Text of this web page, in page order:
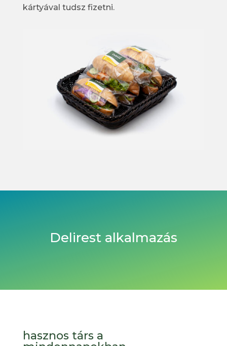
kártyával tudsz fizetni.
Delirest alkalmazás
hasznos társ a